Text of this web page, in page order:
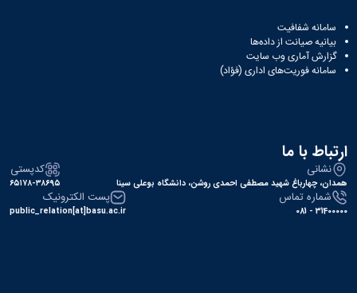
سامانه شفافیت
بیانیه صیانت از داده‌ها
گزارش آماری وب‌ سایت
سامانه فوریت‌های اداری (فؤاد)
ارتباط با ما
نشانی
همدان، چهارباغ شهید مصطفی احمدی روشن، دانشگاه بوعلی سینا
کدپستی
۶۵۱۷۸-۳۸۶۹۵
شماره تماس
31400000 - 081
پست الکترونیک
public_relation[at]basu.ac.ir